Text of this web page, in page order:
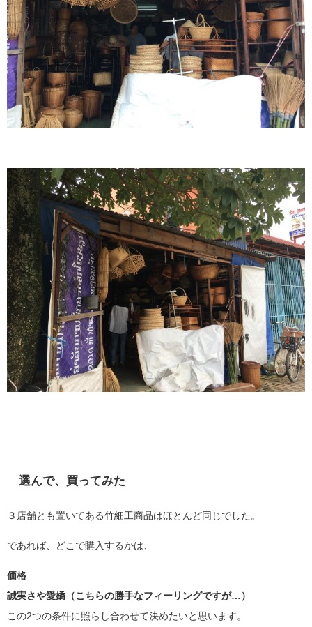
選んで、買ってみた
３店舗とも置いてある竹細工商品はほとんど同じでした。
であれば、どこで購入するかは、
価格
誠実さや愛嬌（こちらの勝手なフィーリングですが…）
この2つの条件に照らし合わせて決めたいと思います。